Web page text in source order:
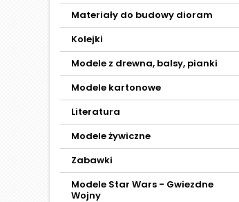
Materiały do budowy dioram
Kolejki
Modele z drewna, balsy, pianki
Modele kartonowe
Literatura
Modele żywiczne
Zabawki
Modele Star Wars - Gwiezdne
Wojny